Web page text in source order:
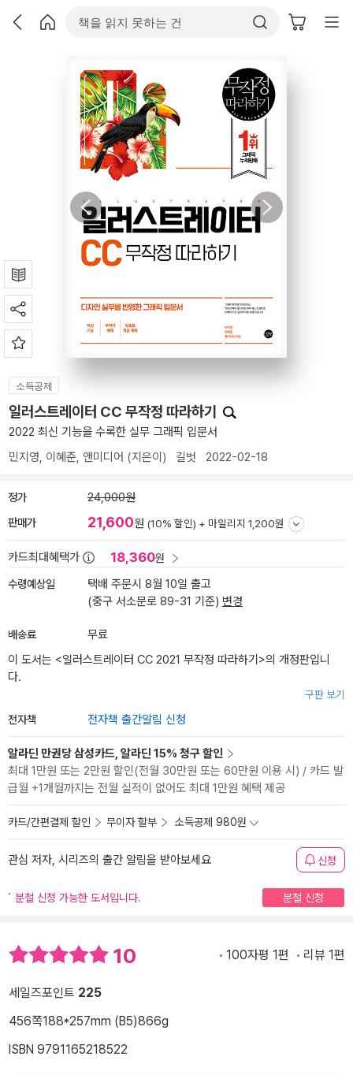
소득공제
일러스트레이터 CC 무작정 따라하기
2022 최신 기능을 수록한 실무 그래픽 입문서
민지영, 이혜준, 앤미디어 (지은이) 길벗 2022-02-18
정가 24,000원
판매가 21,600원 (10% 할인) + 마일리지 1,200원
카드최대혜택가 18,360원
수령예상일
택배 주문시 8월 10일 출고
(중구 서소문로 89-31 기준) 변경
배송료
무료
이 도서는 <일러스트레이터 CC 2021 무작정 따라하기 >의 개정판입니
다.
구판 보기
전자책 전자책 출간알림 신청
알라딘 만권당 삼성카드, 알라딘 15% 청구 할인
최대 1만원 또는 2만원 할인(전월 30만원 또는 60만원 이용 시) / 카드 발
급월 +1개월까지는 전월 실적이 없어도 최대 1만원 혜택 제공
카드/간편결제 할인 무이자 할부 소득공제 980원
관심 저자, 시리즈의 출간 알림을 받아보세요 신청
분철 신청 가능한 도서입니다. 분철 신청
10 100자평 1편 리뷰 1편
세일즈포인트 225
456쪽188*257mm (B5)866g
ISBN 9791165218522